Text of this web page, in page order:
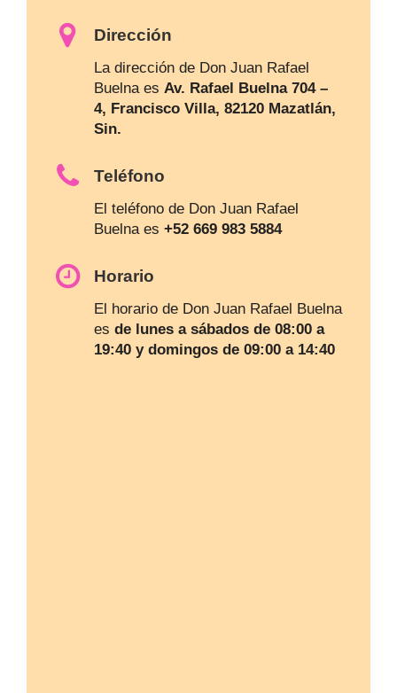
Dirección
La dirección de Don Juan Rafael
Buelna es Av. Rafael Buelna 704 –
4, Francisco Villa, 82120 Mazatlán,
Sin.
Teléfono
El teléfono de Don Juan Rafael
Buelna es +52 669 983 5884
Horario
El horario de Don Juan Rafael Buelna
es de lunes a sábados de 08:00 a
19:40 y domingos de 09:00 a 14:40